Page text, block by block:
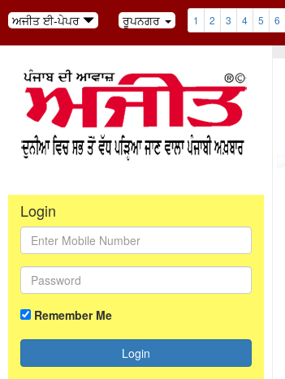
ਅਜੀਤ ਈ-ਪੇਪਰ ਰੂਪਨਗਰ 1 2 3 4 5 6
Login
Remember Me